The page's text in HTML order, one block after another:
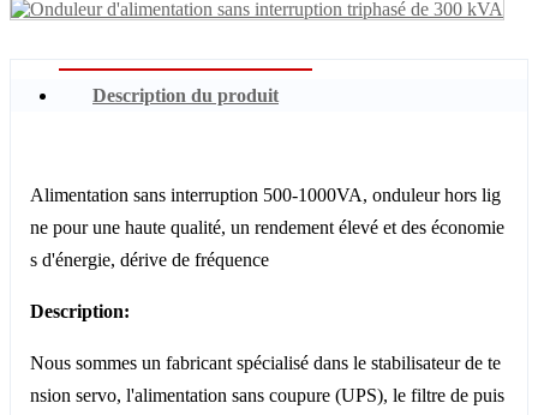
Description du produit
Alimentation sans interruption 500-1000VA, onduleur hors lig
ne pour une haute qualité, un rendement élevé et des économie
s d'énergie, dérive de fréquence
Description:
Nous sommes un fabricant spécialisé dans le stabilisateur de te
nsion servo, l'alimentation sans coupure (UPS), le filtre de puis